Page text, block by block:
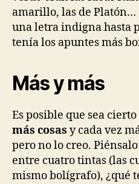
amarillo, las de Platón…
una letra indigna hasta
tenía los apuntes más
Más y más
Es posible que sea cierto
más cosas y cada vez
pero no lo creo.
entre cuatro tintas (las
mismo bolígrafo), ¿qué